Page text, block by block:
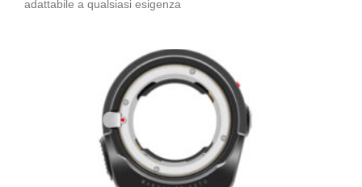
adattabile a qualsiasi esigenza